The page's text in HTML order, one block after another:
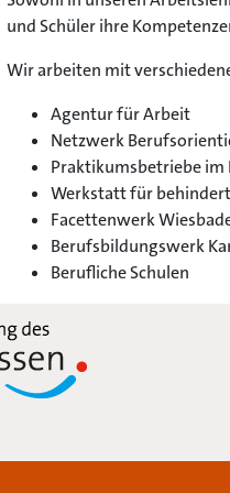
und Schüler ihre
Wir arbeiten mit
Agentur für Arbeit
Netzwerk
Praktikumsbetriebe
Werkstatt für
Facettenwerk
Berufsbildungswerk
Berufliche Schulen